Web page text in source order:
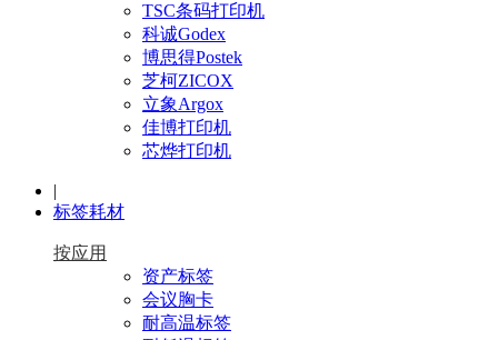
TSC条码打印机
科诚Godex
博思得Postek
芝柯ZICOX
立象Argox
佳博打印机
芯烨打印机
|
标签耗材
按应用
资产标签
会议胸卡
耐高温标签